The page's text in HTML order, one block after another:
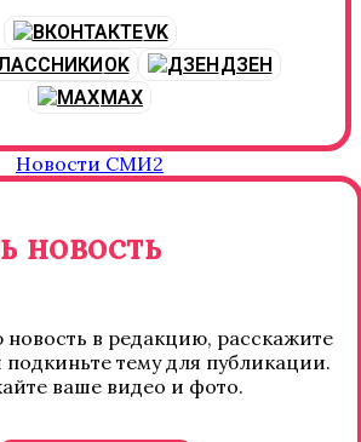
VK
OK
ДЗЕН
MAX
Новости СМИ2
новость
новость в редакцию, расскажите
тему для публикации.
ваше видео и фото.